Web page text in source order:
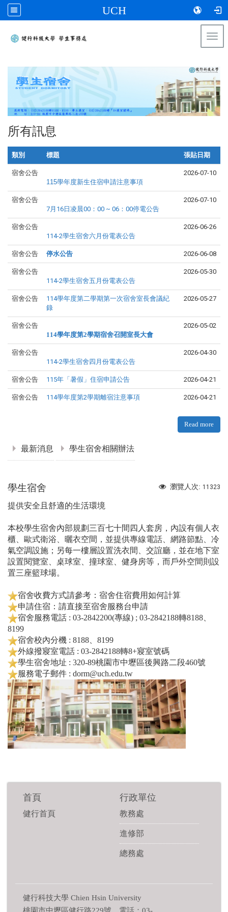
UCH
所有訊息
類別 標題 張貼日期
宿舍公告
115學年度新生住宿申請注意事項
2026-07-10
宿舍公告
7月16日凌晨00：00 ~ 06：00停電公告
2026-07-10
宿舍公告
114-2學生宿舍六月份電表公告
2026-06-26
宿舍公告 停水公告 2026-06-08
宿舍公告
114-2學生宿舍五月份電表公告
2026-05-30
宿舍公告
114學年度第二學期第一次宿舍室長會議紀
錄
2026-05-27
宿舍公告
114學年度第2學期宿舍召開室長大會
2026-05-02
宿舍公告
114-2學生宿舍四月份電表公告
2026-04-30
宿舍公告 115年「暑假」住宿申請公告 2026-04-21
宿舍公告 114學年度第2學期離宿注意事項 2026-04-21
Read more
最新消息
學生宿舍相關辦法
瀏覽人次: 11323
學生宿舍
提供安全且舒適的生活環境
本校學生宿舍內部規劃三百七十間四人套房，內設有個人衣
櫃、歐式衛浴、曬衣空間，並提供專線電話、網路節點、冷
氣空調設施；另每一樓層設置洗衣間、交誼廳，並在地下室
設置閱覽室、桌球室、撞球室、健身房等，而戶外空間則設
置三座籃球場。
宿舍收費方式請參考：宿舍住宿費用如何計算
申請住宿：請直接至宿舍服務台申請
宿舍服務電話 : 03-2842200(專線) ; 03-2842188轉8188、
8199
宿舍校內分機 : 8188、8199
外線撥寢室電話 : 03-2842188轉8+寢室號碼
學生宿舍地址 : 320-89桃園市中壢區後興路二段460號
服務電子郵件 : dorm@uch.edu.tw
首頁
健行首頁
行政單位
教務處
進修部
總務處
健行科技大學 Chien Hsin University